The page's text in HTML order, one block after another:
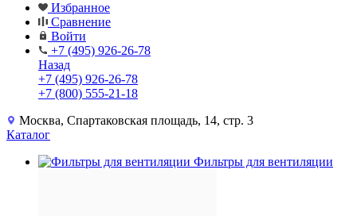
Избранное
Сравнение
Войти
+7 (495) 926-26-78
Назад
+7 (495) 926-26-78
+7 (800) 555-21-18
Москва, Спартаковская площадь, 14, стр. 3
Каталог
Фильтры для вентиляции